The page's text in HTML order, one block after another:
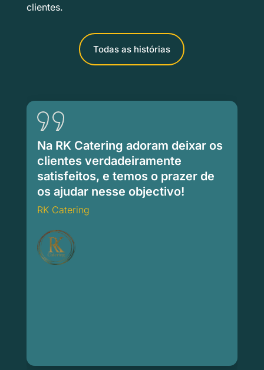
clientes.
Todas as histórias
Na RK Catering adoram deixar os
clientes verdadeiramente
satisfeitos, e temos o prazer de
os ajudar nesse objectivo!
RK Catering
RK Catering